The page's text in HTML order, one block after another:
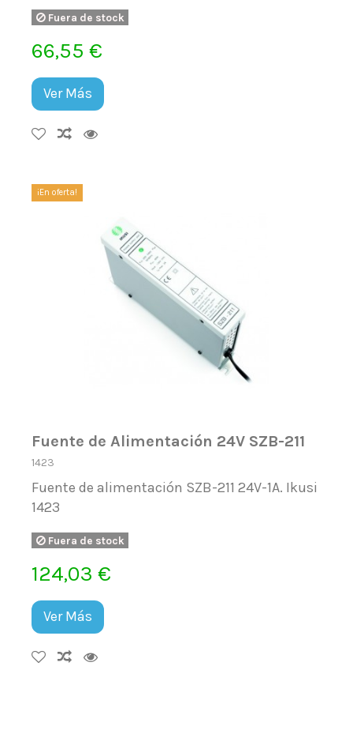
Fuera de stock
66,55 €
Ver Más
¡En oferta!
Fuente de Alimentación 24V SZB-211
1423
Fuente de alimentación SZB-211 24V-1A. Ikusi
1423
Fuera de stock
124,03 €
Ver Más